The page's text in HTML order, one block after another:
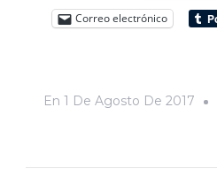
Correo electrónico
En 1 De Agosto De 2017